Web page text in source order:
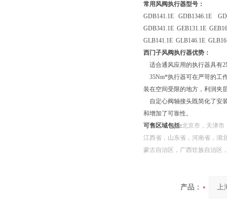
常用风阀执行器型号：
GDB141.1E GDB1346.1E
GDB341.1E GEB131.1E
GLB141.1E GLB146.1E
西门子风阀执行器优势：
适合通风应用的执行器具有
35Nm*执行器可在严苛的工
装在空间受限的地方，利润夹
自定心阀轴接头既简化了安
和增加了可靠性。
可售区域包括:北京市，天津市
江西省，山东省，河南省，湖
蒙古自治区，广西壮族自治区
产品：